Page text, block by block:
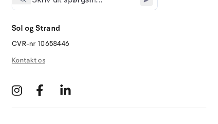
Sol og Strand
CVR-nr 10658446
Kontakt os